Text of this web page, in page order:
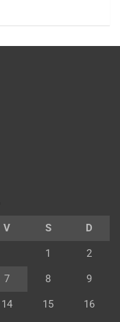
V S D
1 2
7 8 9
14 15 16